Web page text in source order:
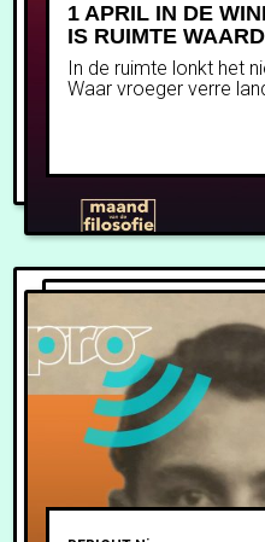
1 APRIL IN DE
IS RUIMTE WAARD
In de ruimte lonkt het
Waar vroeger verre